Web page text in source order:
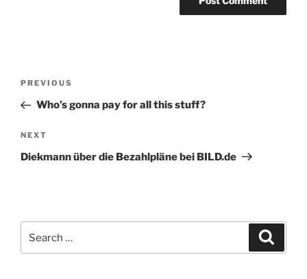
Previous
Post
PREVIOUS
Who’s gonna pay for all this stuff?
Next
Post
NEXT
Diekmann über die Bezahlpläne bei BILD.de
for: